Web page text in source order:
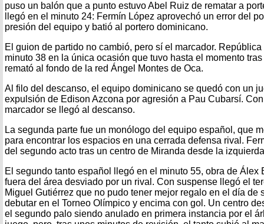
puso un balón que a punto estuvo Abel Ruiz de rematar a
llegó en el minuto 24: Fermín López aprovechó un error del
presión del equipo y batió al portero dominicano.
El guion de partido no cambió, pero sí el marcador.
minuto 38 en la única ocasión que tuvo hasta el momento
remató al fondo de la red Ángel Montes de Oca.
Al filo del descanso, el equipo dominicano se quedó con un
expulsión de Edison Azcona por agresión a Pau Cubarsí.
marcador se llegó al descanso.
La segunda parte fue un monólogo del equipo español, que
para encontrar los espacios en una cerrada defensa rival.
del segundo acto tras un centro de Miranda desde la
El segundo tanto español llegó en el minuto 55, obra de Álex
fuera del área desviado por un rival. Con suspense llegó el
Miguel Gutiérrez que no pudo tener mejor regalo en el día de
debutar en el Torneo Olímpico y encima con gol. Un centro
el segundo palo siendo anulado en primera instancia por el